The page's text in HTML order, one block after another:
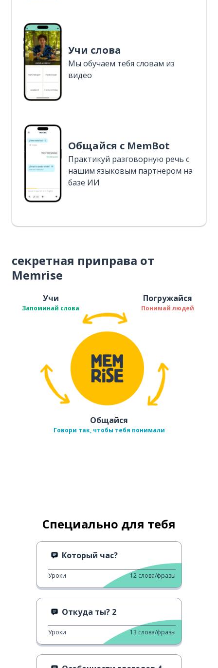
Учи слова
Мы обучаем тебя словам из
видео
Общайся с MemBot
Практикуй разговорную речь с
нашим языковым партнером на
базе ИИ
секретная приправа от
Memrise
Учи
Запоминай слова
Погружайся
Понимай людей
Общайся
Говори так, чтобы тебя понимали
Специально для тебя
Который час?
Уроки 12 слова/фразы
Откуда ты? 2
Уроки 13 слова/фразы